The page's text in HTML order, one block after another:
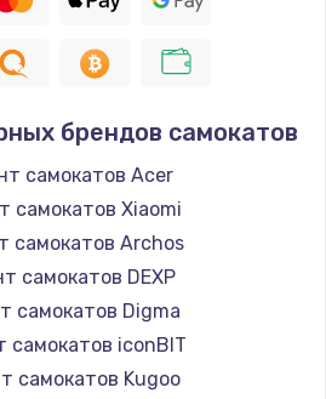
брендов самокатов
самокатов Acer
самокатов Xiaomi
самокатов Archos
самокатов DEXP
самокатов Digma
самокатов iconBIT
самокатов Kugoo